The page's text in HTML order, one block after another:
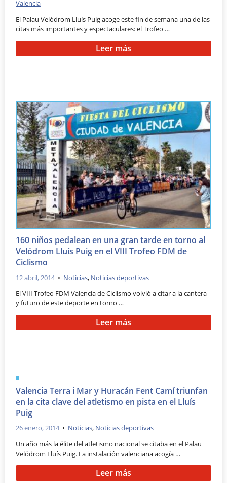
Valencia
El Palau Velódrom Lluís Puig acoge este fin de semana una de las
citas más importantes y espectaculares: el Trofeo …
Leer más
160 niños pedalean en una gran tarde en torno al
Velódrom Lluís Puig en el VIII Trofeo FDM de
Ciclismo
12 abril, 2014 • Noticias, Noticias deportivas
El VIII Trofeo FDM Valencia de Ciclismo volvió a citar a la cantera
y futuro de este deporte en torno …
Leer más
Valencia Terra i Mar y Huracán Fent Camí triunfan
en la cita clave del atletismo en pista en el Lluís
Puig
26 enero, 2014 • Noticias, Noticias deportivas
Un año más la élite del atletismo nacional se citaba en el Palau
Velódrom Lluís Puig. La instalación valenciana acogía …
Leer más